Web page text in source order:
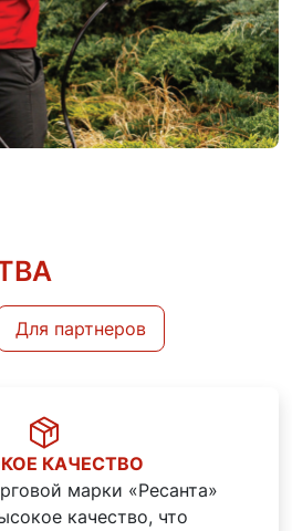
Для партнеров
КАЧЕСТВО
марки «Ресанта»
качество, что